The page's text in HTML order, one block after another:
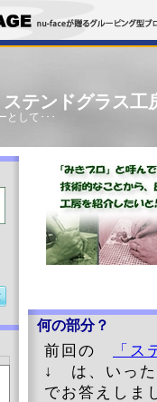
テンドグラス工
として･･･
何の部分？
前回の
「
↓ は、いった
でお答えしま